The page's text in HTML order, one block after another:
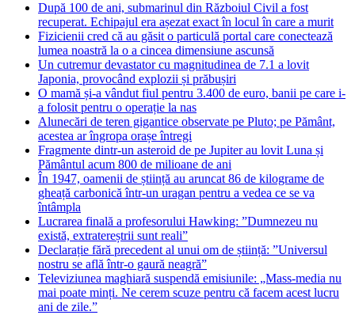
După 100 de ani, submarinul din Războiul Civil a fost
recuperat. Echipajul era așezat exact în locul în care a murit
Fizicienii cred că au găsit o particulă portal care conectează
lumea noastră la o a cincea dimensiune ascunsă
Un cutremur devastator cu magnitudinea de 7.1 a lovit
Japonia, provocând explozii și prăbușiri
O mamă și-a vândut fiul pentru 3.400 de euro, banii pe care i-
a folosit pentru o operație la nas
Alunecări de teren gigantice observate pe Pluto; pe Pământ,
acestea ar îngropa orașe întregi
Fragmente dintr-un asteroid de pe Jupiter au lovit Luna și
Pământul acum 800 de milioane de ani
În 1947, oamenii de știință au aruncat 86 de kilograme de
gheață carbonică într-un uragan pentru a vedea ce se va
întâmpla
Lucrarea finală a profesorului Hawking: ”Dumnezeu nu
există, extratereștrii sunt reali”
Declarație fără precedent al unui om de știință: ”Universul
nostru se află într-o gaură neagră”
Televiziunea maghiară suspendă emisiunile: „Mass-media nu
mai poate minți. Ne cerem scuze pentru că facem acest lucru
ani de zile.”